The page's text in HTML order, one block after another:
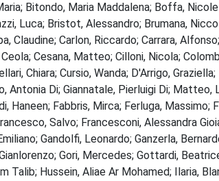
Bitondo, Maria Maddalena; Boffa,
Luca; Bristot, Alessandro; Brumana,
Claudine; Carlon, Riccardo; Carrara,
Cesana, Matteo; Cilloni, Nicola;
Chiara; Cursio, Wanda; D'Arrigo,
Antonia Di; Giannatale, Pierluigi Di;
Haneen; Fabbris, Mirca; Ferluga,
Salvo; Francesconi, Alessandra
Gandolfi, Leonardo; Ganzerla,
Gori, Mercedes; Gottardi,
Talib; Hussein, Aliae Ar Mohamed; Ilaria,